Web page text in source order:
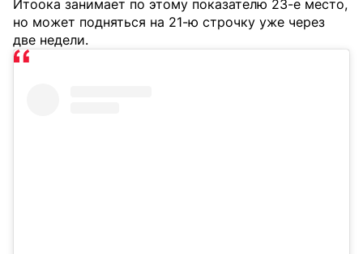
Итоока занимает по этому показателю 23-е место,
но может подняться на 21-ю строчку уже через
две недели.